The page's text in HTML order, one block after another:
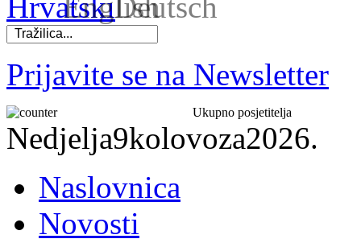
Prijavite se na Newsletter
Ukupno posjetitelja
Nedjelja9kolovoza2026.
Naslovnica
Novosti